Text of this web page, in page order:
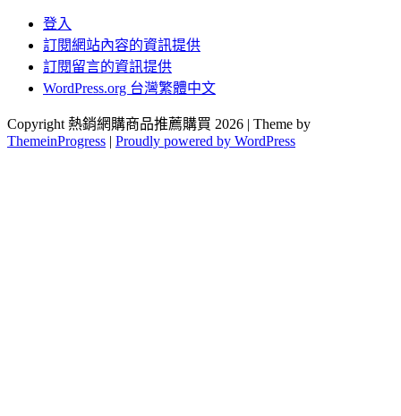
登入
訂閱網站內容的資訊提供
訂閱留言的資訊提供
WordPress.org 台灣繁體中文
Copyright 熱銷網購商品推薦購買 2026 | Theme by
ThemeinProgress | Proudly powered by WordPress